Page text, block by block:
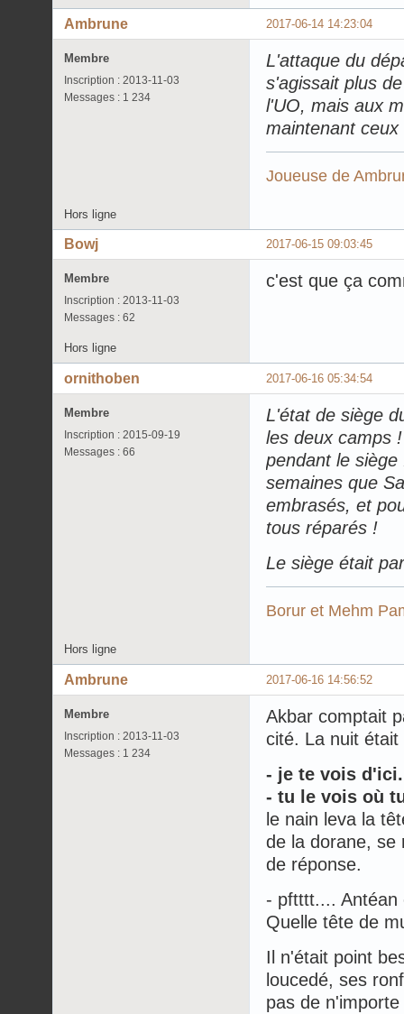
2017-06-14 14:23:04
Ambrune
Membre
Inscription : 2013-11-03
Messages : 1 234
L'attaque du
s'agissait plus
l'UO, mais aux
maintenant
Joueuse de
Hors ligne
2017-06-15 09:03:45
Bowj
Membre
Inscription : 2013-11-03
Messages : 62
c'est que ça
Hors ligne
2017-06-16 05:34:54
ornithoben
Membre
Inscription : 2015-09-19
Messages : 66
L'état de siège
les deux camps
pendant le
semaines que
embrasés, et
tous réparés !
Le siège était
Borur et Mehm
Hors ligne
2017-06-16 14:56:52
Ambrune
Membre
Inscription : 2013-11-03
Messages : 1 234
Akbar comptait
cité. La nuit
- je te vois
- tu le vois où
le nain leva la
de la dorane, se
de réponse.
- pftttt.... Antéan
Quelle tête de
Il n'était point
loucedé, ses
pas de